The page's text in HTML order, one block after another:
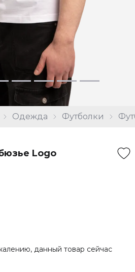
Одежда Футболки
Logo
данный товар сейчас